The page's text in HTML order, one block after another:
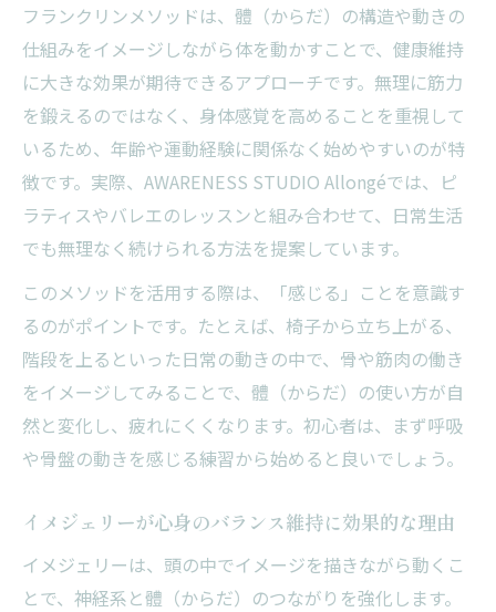
フランクリンメソッドは、體（からだ）の構造や動きの
仕組みをイメージしながら体を動かすことで、健康維持
に大きな効果が期待できるアプローチです。無理に筋力
を鍛えるのではなく、身体感覚を高めることを重視して
いるため、年齢や運動経験に関係なく始めやすいのが特
徴です。実際、AWARENESS STUDIO Allongéでは、ピ
ラティスやバレエのレッスンと組み合わせて、日常生活
でも無理なく続けられる方法を提案しています。
このメソッドを活用する際は、「感じる」ことを意識す
るのがポイントです。たとえば、椅子から立ち上がる、
階段を上るといった日常の動きの中で、骨や筋肉の働き
をイメージしてみることで、體（からだ）の使い方が自
然と変化し、疲れにくくなります。初心者は、まず呼吸
や骨盤の動きを感じる練習から始めると良いでしょう。
イメジェリーが心身のバランス維持に効果的な理由
イメジェリーは、頭の中でイメージを描きながら動くこ
とで、神経系と體（からだ）のつながりを強化します。